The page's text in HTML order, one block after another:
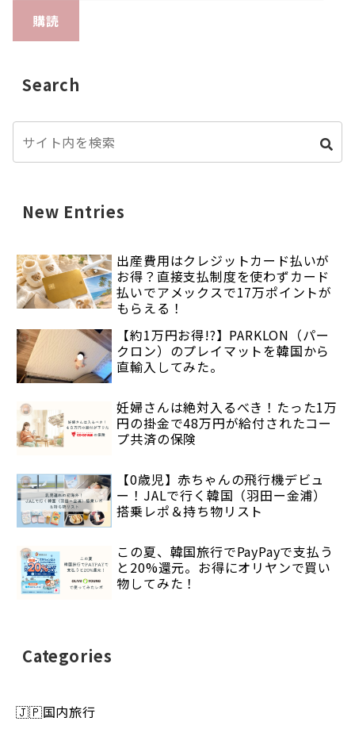
購読
Search
New Entries
出産費用はクレジットカード払いが
お得？直接支払制度を使わずカード
払いでアメックスで17万ポイントが
もらえる！
【約1万円お得!?】PARKLON（パー
クロン）のプレイマットを韓国から
直輸入してみた。
妊婦さんは絶対入るべき！たった1万
円の掛金で48万円が給付されたコー
プ共済の保険
【0歳児】赤ちゃんの飛行機デビュ
ー！JALで行く韓国（羽田ー金浦）
搭乗レポ＆持ち物リスト
この夏、韓国旅行でPayPayで支払う
と20%還元。お得にオリヤンで買い
物してみた！
Categories
🇯🇵国内旅行